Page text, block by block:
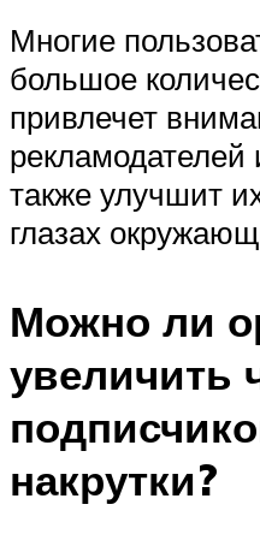
Многие
большое
привлечет
рекламодателей
также улучшит
глазах
Можно ли
увеличить
накрутки?